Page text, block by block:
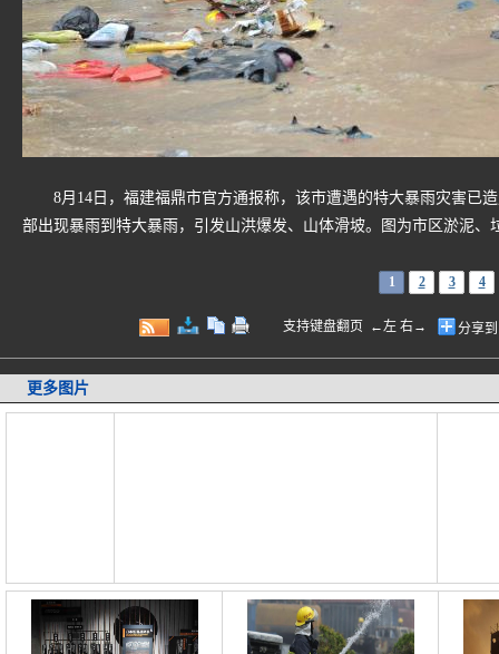
8月14日，福建福鼎市官方通报称，该市遭遇的特大暴雨灾害已造
部出现暴雨到特大暴雨，引发山洪爆发、山体滑坡。图为市区淤泥、
1 2 3 4
支持键盘翻页 ←左 右→ 分享
更多图片